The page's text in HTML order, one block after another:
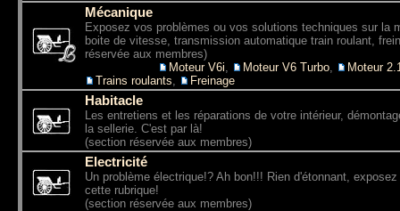
Mécanique
Exposez vos problèmes ou vos solutions techniques sur la
boite de vitesse, transmission automatique train roulant,
réservée aux membres)
Moteur V6i, Moteur V6 Turbo,
Moteur
Trains roulants, Freinage
Habitacle
Les entretiens et les réparations de votre intérieur,
la sellerie. C'est par là!
(section réservée aux membres)
Electricité
Un problème électrique!? Ah bon!!! Rien d'étonnant,
cette rubrique!
(section réservée aux membres)